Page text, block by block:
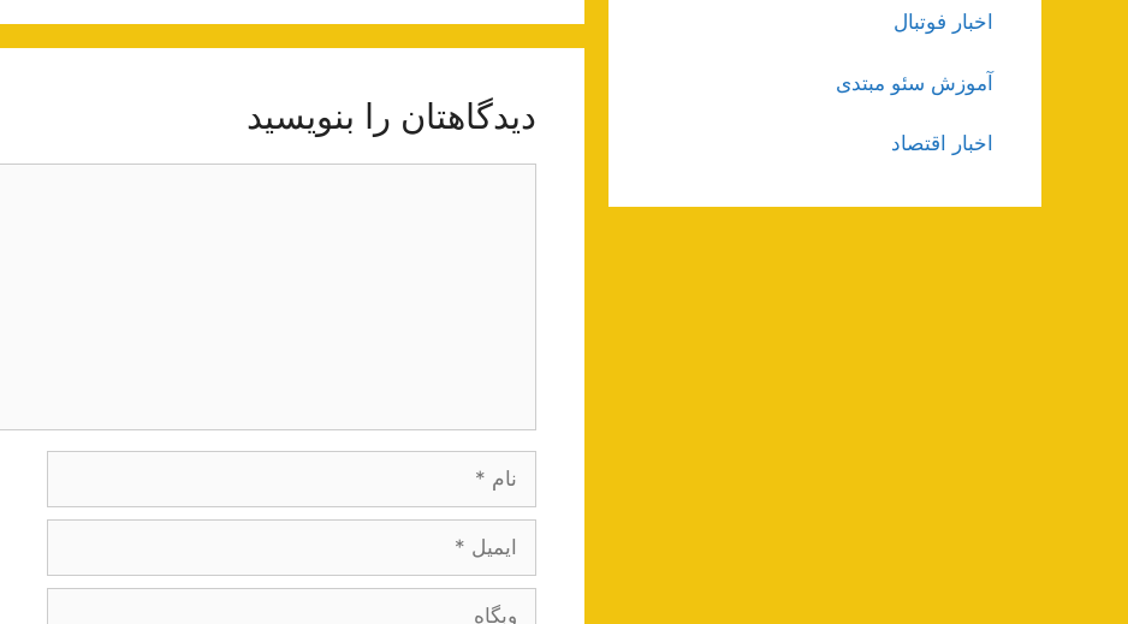
دیدگاهتان را بنویسید
وبگاه
اخبار فوتبال
آموزش سئو مبتدی
اخبار اقتصاد